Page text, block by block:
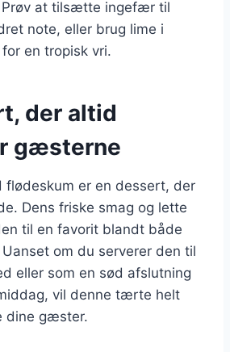
Prøv at tilsætte ingefær til
note, eller brug lime i
en tropisk vri.
der altid
gæsterne
er en dessert, der
Dens friske smag og lette
til en favorit blandt både
om du serverer den til
eller som en sød afslutning
vil denne tærte helt
dine gæster.